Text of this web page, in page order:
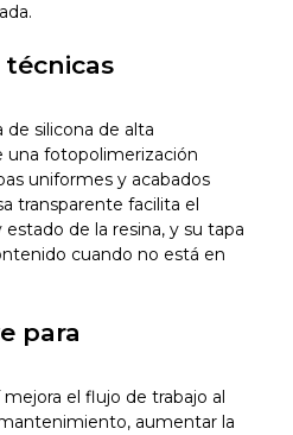
técnicas
silicona de alta
una fotopolimerización
uniformes y acabados
transparente facilita el
de la resina, y su tapa
cuando no está en
para
mejora el flujo de trabajo al
aumentar la